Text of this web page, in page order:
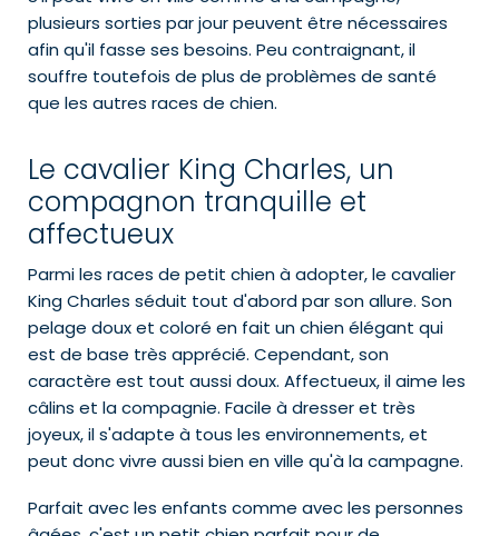
plusieurs sorties par jour peuvent être nécessaires
afin qu'il fasse ses besoins. Peu contraignant, il
souffre toutefois de plus de problèmes de santé
que les autres races de chien.
Le cavalier King Charles, un
compagnon tranquille et
affectueux
Parmi les races de petit chien à adopter, le cavalier
King Charles séduit tout d'abord par son allure. Son
pelage doux et coloré en fait un chien élégant qui
est de base très apprécié. Cependant, son
caractère est tout aussi doux. Affectueux, il aime les
câlins et la compagnie. Facile à dresser et très
joyeux, il s'adapte à tous les environnements, et
peut donc vivre aussi bien en ville qu'à la campagne.
Parfait avec les enfants comme avec les personnes